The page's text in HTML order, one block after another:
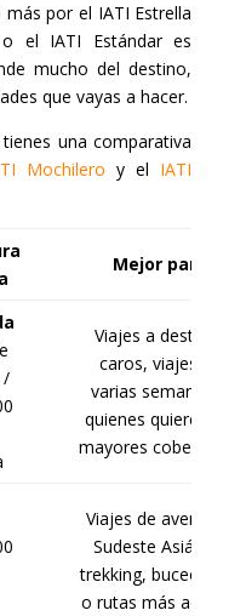
por el IATI Estrella
el IATI Estándar es
mucho del destino,
que vayas a hacer.
una comparativa
Mochilero y el IATI
Mejor para
/
Viajes a destinos
caros, viajes de
varias semanas o
quienes quieren las
mayores coberturas.
Viajes de aventura,
Sudeste Asiático,
trekking, buceo, surf
o rutas más activas.